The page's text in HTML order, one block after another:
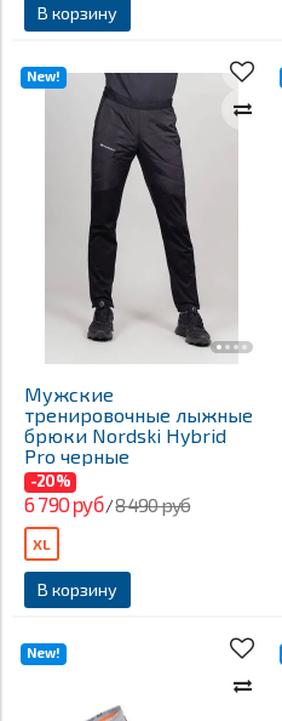
В корзину
New!
Мужские
тренировочные лыжные
брюки Nordski Hybrid
Pro черные
-20%
6 790 руб/8 490 руб
В корзину
XL
New!